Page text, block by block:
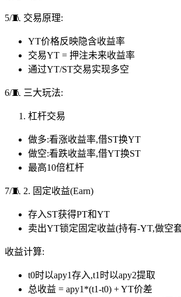
5/🧵 交易原理:
YT价格反映隐含收益率
交易YT = 押注未来收益率
通过YT/ST交易实现多空
6/🧵 三大玩法:
杠杆交易
做多:看涨收益率,借ST换YT
做空:看跌收益率,借YT换ST
最高10倍杠杆
7/🧵 2. 固定收益(Earn)
存入ST获得PT和YT
卖出YT锁定固定收益(持有-YT,做空
收益计算:
t0时以apy1存入,t1时以apy2提取
总收益 = apy1*(t1-t0) + YT价差